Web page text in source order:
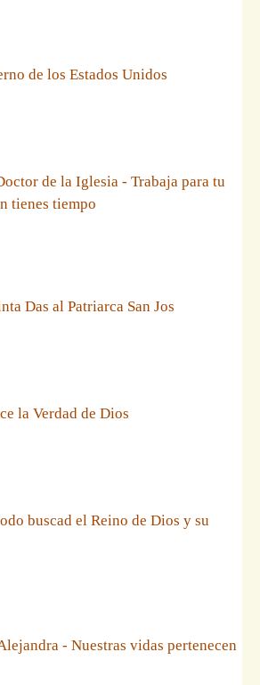
de los Estados Unidos
de la Iglesia - Trabaja para tu
tienes tiempo
Das al Patriarca San Jos
la Verdad de Dios
buscad el Reino de Dios y su
- Nuestras vidas pertenecen